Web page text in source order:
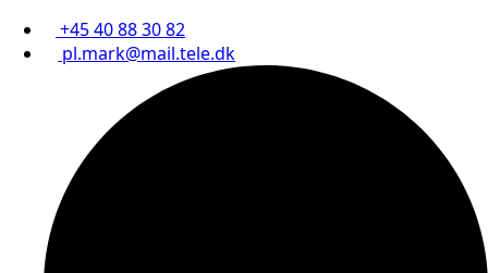
+45 40 88 30 82
pl.mark@mail.tele.dk